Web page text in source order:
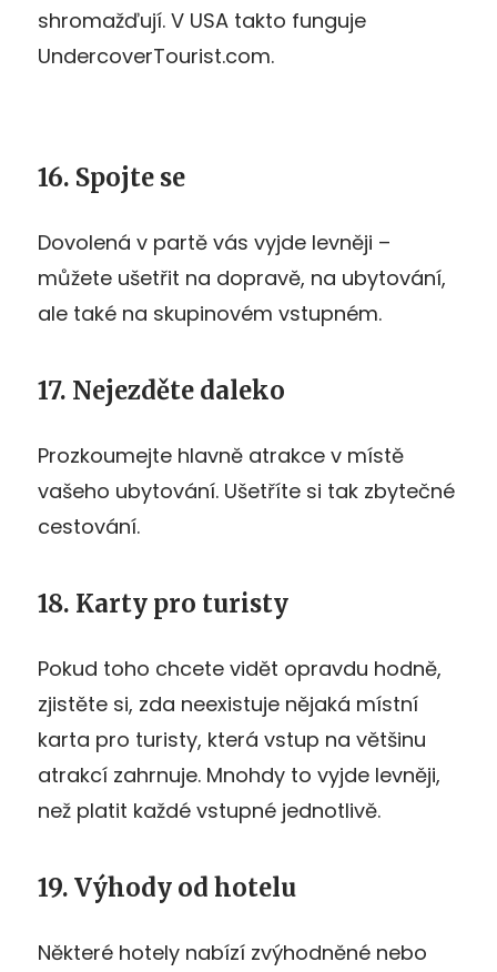
shromažďují. V USA takto funguje
UndercoverTourist.com.
16. Spojte se
Dovolená v partě vás vyjde levněji –
můžete ušetřit na dopravě, na ubytování,
ale také na skupinovém vstupném.
17. Nejezděte daleko
Prozkoumejte hlavně atrakce v místě
vašeho ubytování. Ušetříte si tak zbytečné
cestování.
18. Karty pro turisty
Pokud toho chcete vidět opravdu hodně,
zjistěte si, zda neexistuje nějaká místní
karta pro turisty, která vstup na většinu
atrakcí zahrnuje. Mnohdy to vyjde levněji,
než platit každé vstupné jednotlivě.
19. Výhody od hotelu
Některé hotely nabízí zvýhodněné nebo